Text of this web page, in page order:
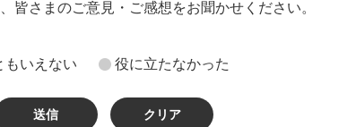
皆さまのご意見・ご感想をお聞かせください。
もいえない 役に立たなかった